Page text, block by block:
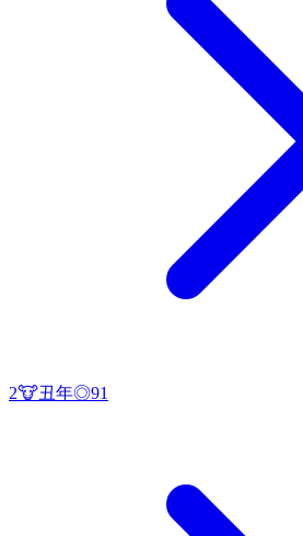
2🐮丑年◎91